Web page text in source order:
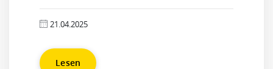
21.04.2025
Lesen